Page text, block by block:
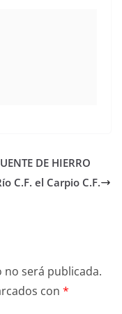
DE HIERRO
C.F. el Carpio C.F.
será publicada.
con *